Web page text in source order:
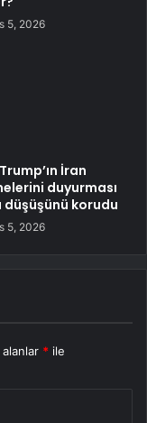
5, 2026
İran
duyurması
düşüşünü korudu
5, 2026
* ile